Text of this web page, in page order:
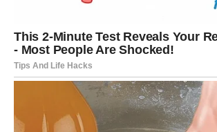
VODOLIJA
Zvijezde vam donose veoma neočekivan
Bićete zbunjeni jer ste mislili da je ta